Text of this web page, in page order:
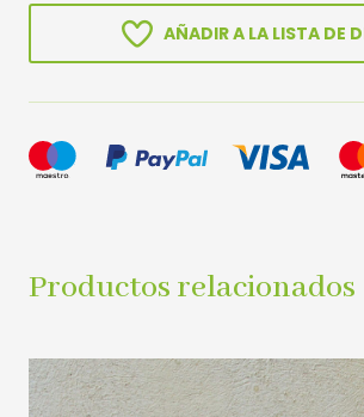
AÑADIR A LA LISTA DE
Productos relacionados